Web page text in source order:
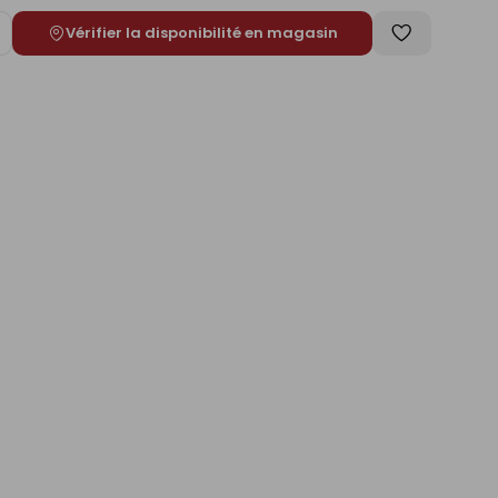
Vérifier la disponibilité en magasin
Enregistrer